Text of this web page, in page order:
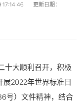
17:14:46
更新日期：
十大顺利召开，积极
2022年世界标准日
号）文件精神，结合